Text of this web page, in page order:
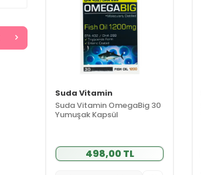
Suda Vitamin
Suda Vitamin OmegaBig 30
Yumuşak Kapsül
498,00 TL